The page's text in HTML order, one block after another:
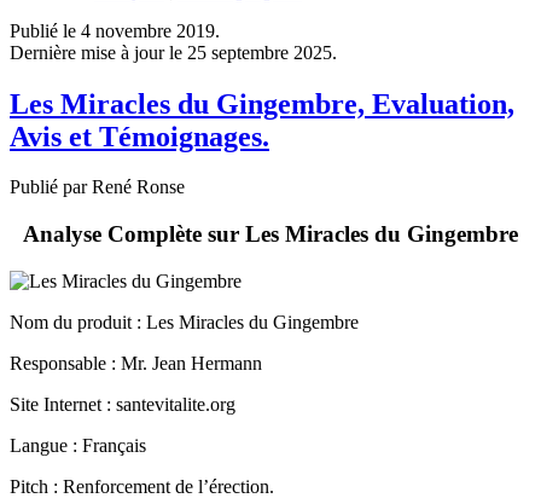
Les Miracles du Gingembre, Evaluation,
Avis et Témoignages.
Publié par René Ronse
Analyse Complète sur Les Miracles du Gingembre
Nom du produit : Les Miracles du Gingembre
Responsable : Mr. Jean Hermann
Site Internet : santevitalite.org
Langue : Français
Pitch : Renforcement de l’érection.
Prix : €9.00